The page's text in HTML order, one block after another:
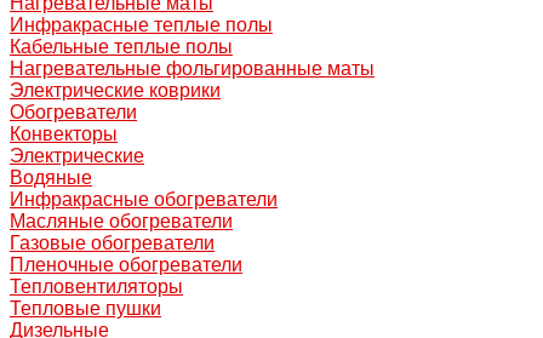
Инфракрасные теплые полы
Кабельные теплые полы
Нагревательные фольгированные маты
Электрические коврики
Обогреватели
Конвекторы
Электрические
Водяные
Инфракрасные обогреватели
Масляные обогреватели
Газовые обогреватели
Пленочные обогреватели
Тепловентиляторы
Тепловые пушки
Дизельные